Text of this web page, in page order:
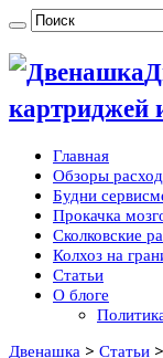
картриджей
Главная
Обзоры
Будни
Прокачка
Сколковские
Колхоз на
Статьи
О блоге
Двенашка > Статьи >